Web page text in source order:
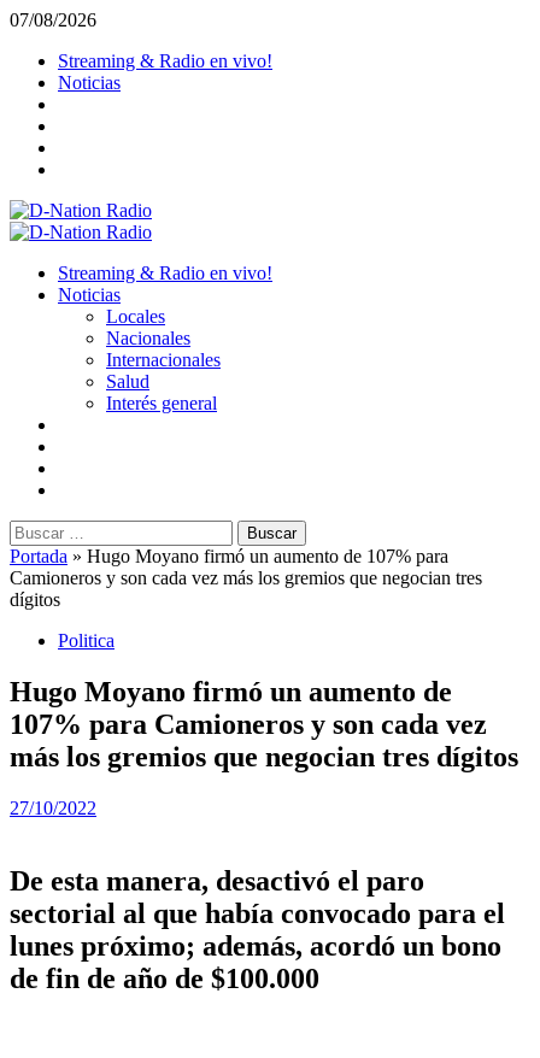
Saltar
contenido
07/08/2026
Streaming & Radio en vivo!
Noticias
Menú
Streaming & Radio en vivo!
Noticias
Locales
Nacionales
Internacionales
Salud
Interés general
Buscar:
Portada » Hugo Moyano firmó un aumento de 107% para
Camioneros y son cada vez más los gremios que negocian tres
dígitos
Politica
Hugo Moyano firmó un aumento de
107% para Camioneros y son cada vez
más los gremios que negocian tres dígitos
27/10/2022
De esta manera, desactivó el paro
sectorial al que había convocado para el
lunes próximo; además, acordó un bono
de fin de año de $100.000